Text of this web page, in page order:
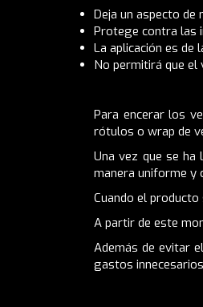
Deja un aspecto de
Protege contra las
La aplicación es de
No permitirá que el
Para encerar los
rótulos o wrap de
Una vez que se ha
manera uniforme y
Cuando el
A partir de este
Además de evitar
gastos